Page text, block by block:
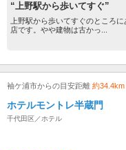
“上野駅から歩いてすぐ”
上野駅から歩いてすぐのところ
店です。やや建物は古かっ...
袖ケ浦市からの目安距離 約34.4km
ホテルモントレ半蔵門
千代田区／ホテル